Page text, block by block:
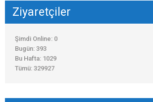
Ziyaretçiler
Şimdi Online: 0
Bugün: 393
Bu Hafta: 1029
Tümü: 329927